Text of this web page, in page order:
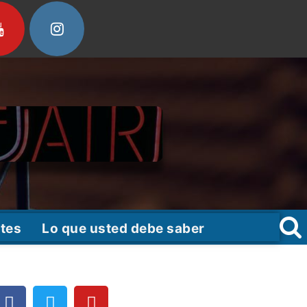
Lo que usted debe saber
F
T
Y